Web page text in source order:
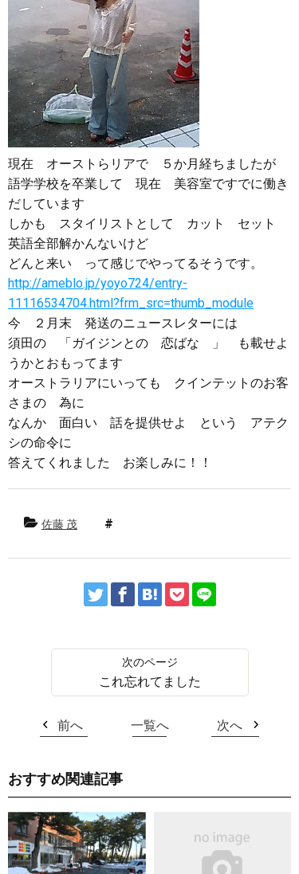
現在 オーストらリアで ５か月経ちましたが
語学学校を卒業して 現在 美容室ですでに働き
だしています
しかも スタイリストとして カット セット
英語全部解かんないけど
どんと来い って感じでやってるそうです。
http://ameblo.jp/yoyo724/entry-
11116534704.html?frm_src=thumb_module
今 ２月末 発送のニュースレターには
須田の 「ガイジンとの 恋ばな 」 も載せよ
うかとおもってます
オーストラリアにいっても クインテットのお客
さまの 為に
なんか 面白い 話を提供せよ という アテク
シの命令に
答えてくれました お楽しみに！！
佐藤 茂
これ忘れてました
前へ 一覧へ 次へ
おすすめ関連記事